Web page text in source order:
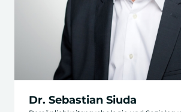
Dr. Sebastian Siuda